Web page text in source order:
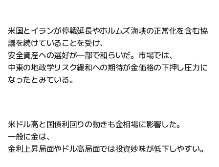
米国とイランが停戦延長やホルムズ海峡の正常化を含む協
議を続けていることを受け、
安全資産への選好が一部で和らいだ。市場では、
中東の地政学リスク緩和への期待が金価格の下押し圧力に
なったとみている。
米ドル高と国債利回りの動きも金相場に影響した。
一般に金は、
金利上昇局面やドル高局面では投資妙味が低下しやすい。